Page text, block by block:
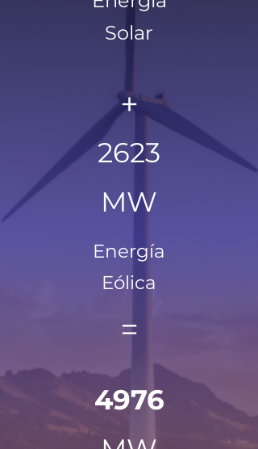
Solar
+
2623
MW
Energía
Eólica
=
4976